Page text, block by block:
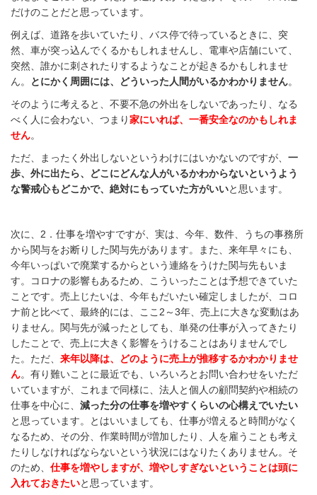
だけのことだと思っています。
例えば、道路を歩いていたり、バス停で待っているときに、突
然、車が突っ込んでくるかもしれませんし、電車や店舗にいて、
突然、誰かに刺されたりするようなことが起きるかもしれませ
ん。
とにかく周囲には、どういった人間がいるかわかりません。
そのように考えると、不要不急の外出をしないであったり、なる
べく人に会わない、つまり家にいれば、一番安全なのかもしれま
せん。
ただ、まったく外出しないというわけにはいかないのですが、 一
歩、外に出たら、どこにどんな人がいるかわからないというよう
な警戒心もどこかで、絶対にもっていた方がいいと思います。
次に、2．仕事を増やすですが、実は、今年、数件、うちの事務所
から関与をお断りした関与先があります。また、来年早々にも、
今年いっぱいで廃業するからという連絡をうけた関与先もいま
す。コロナの影響もあるため、こういったことは予想できていた
ことです。売上じたいは、今年もだいたい確定しましたが、コロ
ナ前と比べて、最終的には、ここ2～3年、売上に大きな変動はあ
りません。関与先が減ったとしても、単発の仕事が入ってきたり
したことで、売上に大きく影響をうけることはありませんでし
た。ただ、 来年以降は、どのように売上が推移するかわかりませ
ん。有り難いことに最近でも、いろいろとお問い合わせをいただ
いていますが、これまで同様に、法人と個人の顧問契約や相続の
仕事を中心に、 減った分の仕事を増やすくらいの心構えでいたい
と思っています。とはいいましても、仕事が増えると時間がなく
なるため、その分、作業時間が増加したり、人を雇うことも考え
たりしなければならないという状況にはなりたくありません。そ
のため、 仕事を増やしますが、増やしすぎないということは頭に
入れておきたいと思っています。